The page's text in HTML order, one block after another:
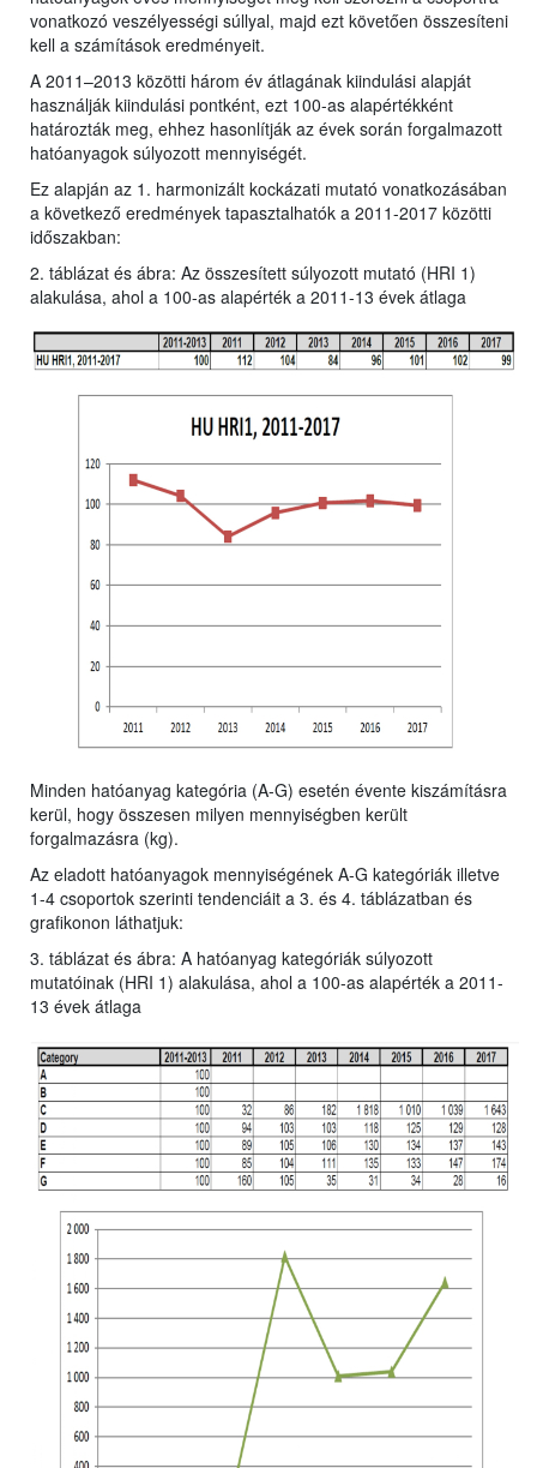
vonatkozó veszélyességi súllyal, majd ezt követően összesíteni
kell a számítások eredményeit.
A 2011–2013 közötti három év átlagának kiindulási alapját
használják kiindulási pontként, ezt 100-as alapértékként
határozták meg, ehhez hasonlítják az évek során forgalmazott
hatóanyagok súlyozott mennyiségét.
Ez alapján az 1. harmonizált kockázati mutató vonatkozásában
a következő eredmények tapasztalhatók a 2011-2017 közötti
időszakban:
2. táblázat és ábra: Az összesített súlyozott mutató (HRI 1)
alakulása, ahol a 100-as alapérték a 2011-13 évek átlaga
Minden hatóanyag kategória (A-G) esetén évente kiszámításra
kerül, hogy összesen milyen mennyiségben került
forgalmazásra (kg).
Az eladott hatóanyagok mennyiségének A-G kategóriák illetve
1-4 csoportok szerinti tendenciáit a 3. és 4. táblázatban és
grafikonon láthatjuk:
3. táblázat és ábra: A hatóanyag kategóriák súlyozott
mutatóinak (HRI 1) alakulása, ahol a 100-as alapérték a 2011-
13 évek átlaga